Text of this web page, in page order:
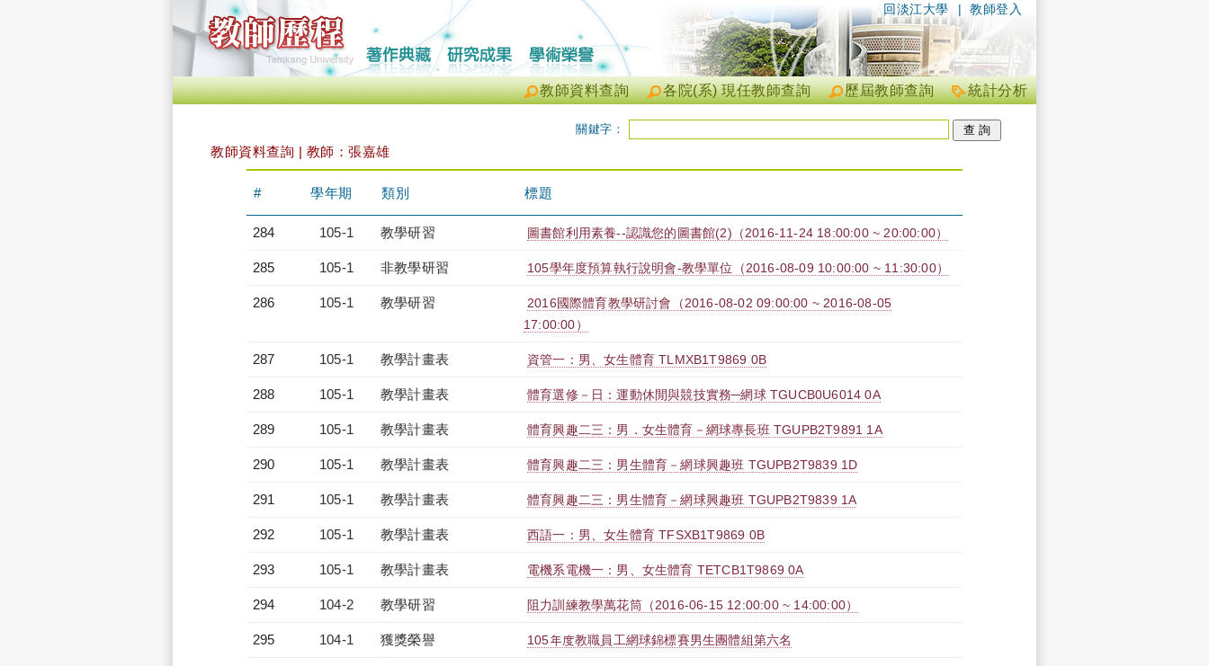
| 教師登入
回淡江大學
統計分析
歷屆教師查詢
各院(系) 現任教師查詢
教師資料查詢
關鍵字：
教師資料查詢 | 教師：張嘉雄
# 學年期 類別 標題
284 105-1 教學研習 圖書館利用素養--認識您的圖書館(2)（2016-11-24 18:00:00 ~ 20:00:00）
285 105-1 非教學研習 105學年度預算執行說明會-教學單位（2016-08-09 10:00:00 ~ 11:30:00）
286 105-1 教學研習
2016國際體育教學研討會（2016-08-02 09:00:00 ~ 2016-08-05
17:00:00）
287 105-1 教學計畫表 資管一：男、女生體育 TLMXB1T9869 0B
288 105-1 教學計畫表 體育選修－日：運動休閒與競技實務─網球 TGUCB0U6014 0A
289 105-1 教學計畫表 體育興趣二三：男．女生體育－網球專長班 TGUPB2T9891 1A
290 105-1 教學計畫表 體育興趣二三：男生體育－網球興趣班 TGUPB2T9839 1D
291 105-1 教學計畫表 體育興趣二三：男生體育－網球興趣班 TGUPB2T9839 1A
292 105-1 教學計畫表 西語一：男、女生體育 TFSXB1T9869 0B
293 105-1 教學計畫表 電機系電機一：男、女生體育 TETCB1T9869 0A
294 104-2 教學研習 阻力訓練教學萬花筒（2016-06-15 12:00:00 ~ 14:00:00）
295 104-1 獲獎榮譽 105年度教職員工網球錦標賽男生團體組第六名